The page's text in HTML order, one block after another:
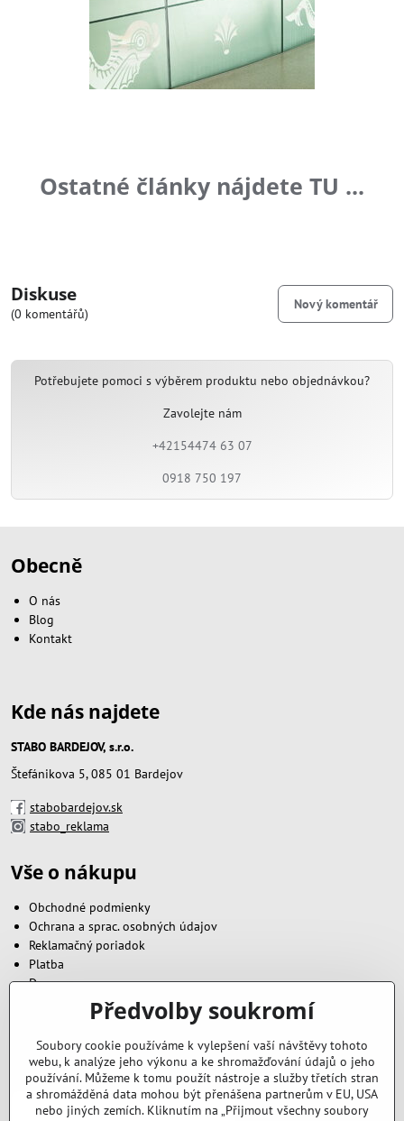
Ostatné články nájdete TU ...
Diskuse
(0 komentářů)
Nový komentář
Potřebujete pomoci s výběrem produktu nebo objednávkou?
Zavolejte nám
+42154474 63 07
0918 750 197
Obecně
O nás
Blog
Kontakt
Kde nás najdete
STABO BARDEJOV, s.r.o.
Štefánikova 5, 085 01 Bardejov
stabobardejov.sk
stabo_reklama
Vše o nákupu
Obchodné podmienky
Ochrana a sprac. osobných údajov
Reklamačný poriadok
Platba
Doprava
Zavoláme vám zpět
Váš telefón*
Předvolby soukromí
Soubory cookie používáme k vylepšení vaší návštěvy tohoto
webu, k analýze jeho výkonu a ke shromažďování údajů o jeho
používání. Můžeme k tomu použít nástroje a služby třetích stran
a shromážděná data mohou být přenášena partnerům v EU, USA
nebo jiných zemích. Kliknutím na „Přijmout všechny soubory